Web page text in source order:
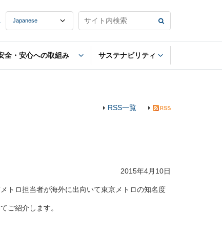
全・安心への取組み サステナビリティ
RSS一覧
2015年4月10日
トロ担当者が海外に出向いて東京メトロの知名度
ご紹介します。